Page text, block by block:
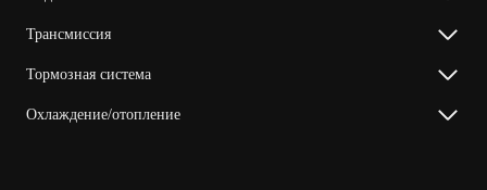
Трансмиссия
Тормозная система
Охлаждение/отопление